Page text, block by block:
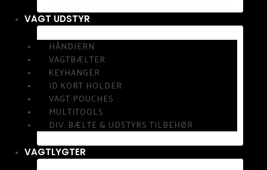
VAGT UDSTYR
HÅNDJERN
VAGTBÆLTER
KEYHANGER
ID KORT HOLDER
VAGT POUCHES
MULTITOOLS
DIV. BÆLTE & UDSTYRS TILBEHØR
VAGTLYGTER